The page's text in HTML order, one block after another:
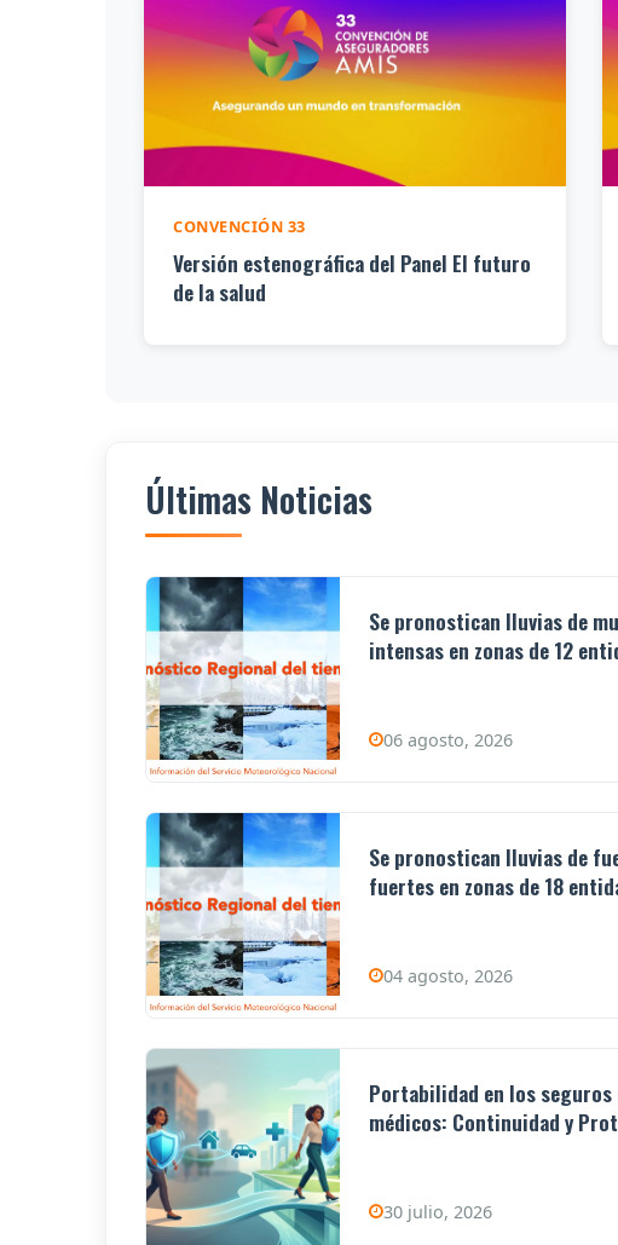
CONVENCIÓN 33
Versión estenográfica del Panel El futuro
de la salud
Últimas Noticias
Se pronostican lluvias de
intensas en zonas de 12
06 agosto, 2026
Se pronostican lluvias de
fuertes en zonas de 18
04 agosto, 2026
Portabilidad en los
médicos: Continuidad y
30 julio, 2026